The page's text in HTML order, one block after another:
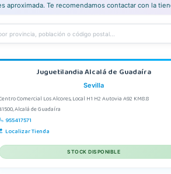
aproximada. Te recomendamos contactar con la
Juguetilandia Alcalá de Guadaíra
Sevilla
Comercial Los Alcores, Local H1 H2 Autovia A92 KM8.8
Alcalá de Guadaíra
955417571
Localizar Tienda
STOCK DISPONIBLE